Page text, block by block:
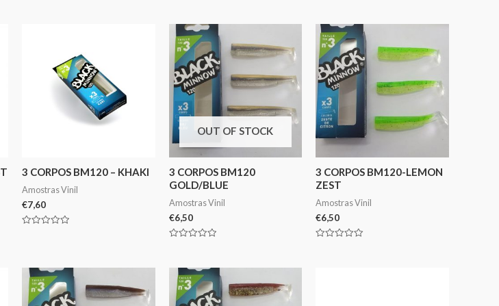
5
5
3 CORPOS BM120 – KHAKI
Amostras Vinil
€7,60
OUT OF STOCK
3 CORPOS BM120
GOLD/BLUE
Amostras Vinil
€6,50
5
3 CORPOS BM120-LEMON
ZEST
Amostras Vinil
€6,50